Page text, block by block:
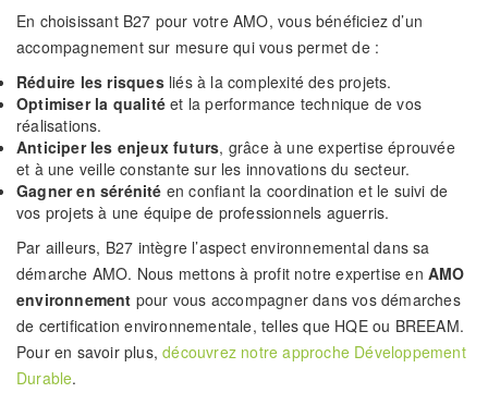
En choisissant B27 pour votre AMO, vous bénéficiez d’un
accompagnement sur mesure qui vous permet de :
Réduire les risquesliés à la complexité des projets.
Optimiser la qualité et la performance technique de vos
réalisations.
Anticiper les enjeux futurs, grâce à une expertise éprouvée
et à une veille constante sur les innovations du secteur.
Gagner en sérénité en confiant la coordination et le suivi de
vos projets à une équipe de professionnels aguerris.
Par ailleurs, B27 intègre l’aspect environnemental dans sa
démarche AMO. Nous mettons à profit notre expertise enAMO
environnement pour vous accompagner dans vos démarches
de certification environnementale, telles que HQE ou BREEAM.
Pour en savoir plus,découvrez notre approche Développement
Durable.